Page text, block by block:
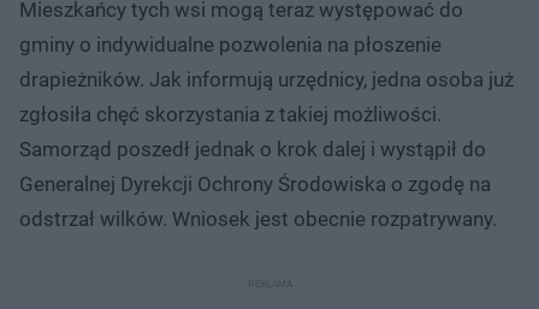
Mieszkańcy tych wsi mogą teraz występować do
gminy o indywidualne pozwolenia na płoszenie
drapieżników. Jak informują urzędnicy, jedna osoba już
zgłosiła chęć skorzystania z takiej możliwości.
Samorząd poszedł jednak o krok dalej i wystąpił do
Generalnej Dyrekcji Ochrony Środowiska o zgodę na
odstrzał wilków. Wniosek jest obecnie rozpatrywany.